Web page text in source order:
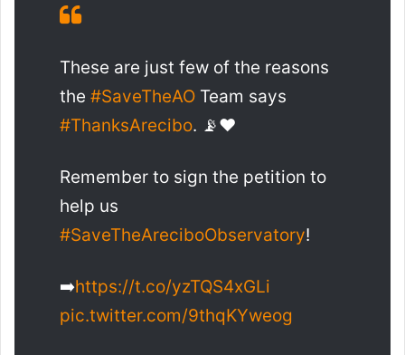
These are just few of the reasons
the #SaveTheAO Team says
#ThanksArecibo. 📡❤️
Remember to sign the petition to
help us
#SaveTheAreciboObservatory!
➡️https://t.co/yzTQS4xGLi
pic.twitter.com/9thqKYweog